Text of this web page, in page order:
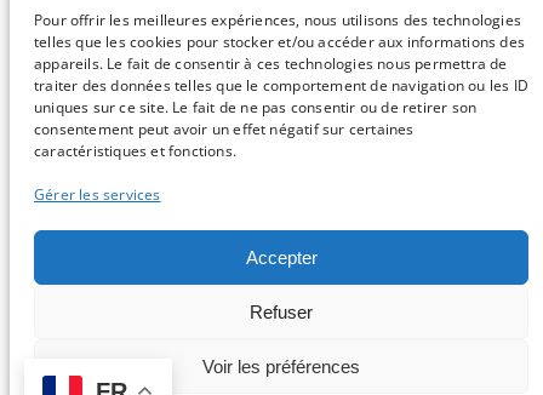
Pour offrir les meilleures expériences, nous utilisons des technologies
telles que les cookies pour stocker et/ou accéder aux informations des
appareils. Le fait de consentir à ces technologies nous permettra de
traiter des données telles que le comportement de navigation ou les ID
uniques sur ce site. Le fait de ne pas consentir ou de retirer son
consentement peut avoir un effet négatif sur certaines
caractéristiques et fonctions.
Gérer les services
Accepter
Refuser
Voir les préférences
l'échéance avant de sauter, ne sachant comment…
Sauf mention contraire, tous les articles du blog sont sous licence
Vous souhaitez participer ?
Contactez nous !